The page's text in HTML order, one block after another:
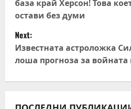
s
t
n
a
v
база край Херсон! Това
остави без думи
Next:
Известната астроложка
лоша прогноза за